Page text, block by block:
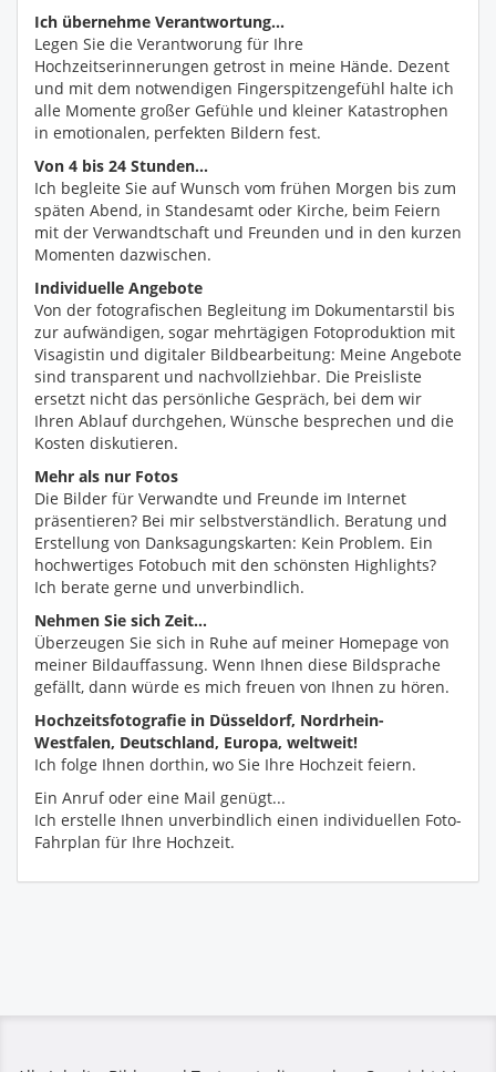
Ich übernehme Verantwortung...
Legen Sie die Verantworung für Ihre
Hochzeitserinnerungen getrost in meine Hände. Dezent
und mit dem notwendigen Fingerspitzengefühl halte ich
alle Momente großer Gefühle und kleiner Katastrophen
in emotionalen, perfekten Bildern fest.
Von 4 bis 24 Stunden...
Ich begleite Sie auf Wunsch vom frühen Morgen bis zum
späten Abend, in Standesamt oder Kirche, beim Feiern
mit der Verwandtschaft und Freunden und in den kurzen
Momenten dazwischen.
Individuelle Angebote
Von der fotografischen Begleitung im Dokumentarstil bis
zur aufwändigen, sogar mehrtägigen Fotoproduktion mit
Visagistin und digitaler Bildbearbeitung: Meine Angebote
sind transparent und nachvollziehbar. Die Preisliste
ersetzt nicht das persönliche Gespräch, bei dem wir
Ihren Ablauf durchgehen, Wünsche besprechen und die
Kosten diskutieren.
Mehr als nur Fotos
Die Bilder für Verwandte und Freunde im Internet
präsentieren? Bei mir selbstverständlich. Beratung und
Erstellung von Danksagungskarten: Kein Problem. Ein
hochwertiges Fotobuch mit den schönsten Highlights?
Ich berate gerne und unverbindlich.
Nehmen Sie sich Zeit...
Überzeugen Sie sich in Ruhe auf meiner Homepage von
meiner Bildauffassung. Wenn Ihnen diese Bildsprache
gefällt, dann würde es mich freuen von Ihnen zu hören.
Hochzeitsfotografie in Düsseldorf, Nordrhein-
Westfalen, Deutschland, Europa, weltweit!
Ich folge Ihnen dorthin, wo Sie Ihre Hochzeit feiern.
Ein Anruf oder eine Mail genügt...
Ich erstelle Ihnen unverbindlich einen individuellen Foto-
Fahrplan für Ihre Hochzeit.